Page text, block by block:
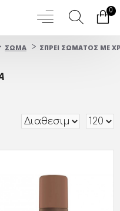
0
ΣΩΜΑ ΣΠΡΕΙ ΣΩΜΑΤΟΣ ΜΕ